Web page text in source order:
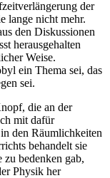
der
lange nicht mehr.
den Diskussionen
herausgehalten
Weise.
ein Thema sei, das
sei.
die an der
mit dafür
den Räumlichkeiten
behandelt sie
bedenken gab,
Physik her